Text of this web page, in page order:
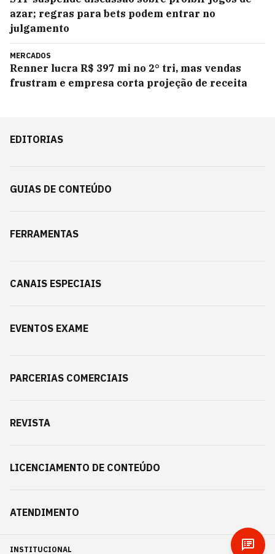
azar; regras para bets podem entrar no
julgamento
MERCADOS
Renner lucra R$ 397 mi no 2° tri, mas vendas
frustram e empresa corta projeção de receita
EDITORIAS
GUIAS DE CONTEÚDO
FERRAMENTAS
CANAIS ESPECIAIS
EVENTOS EXAME
PARCERIAS COMERCIAIS
REVISTA
LICENCIAMENTO DE CONTEÚDO
ATENDIMENTO
INSTITUCIONAL